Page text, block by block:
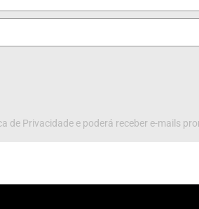
de Privacidade e poderá receber e-mails